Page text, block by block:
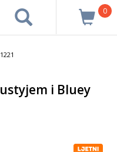
0
i Bluey